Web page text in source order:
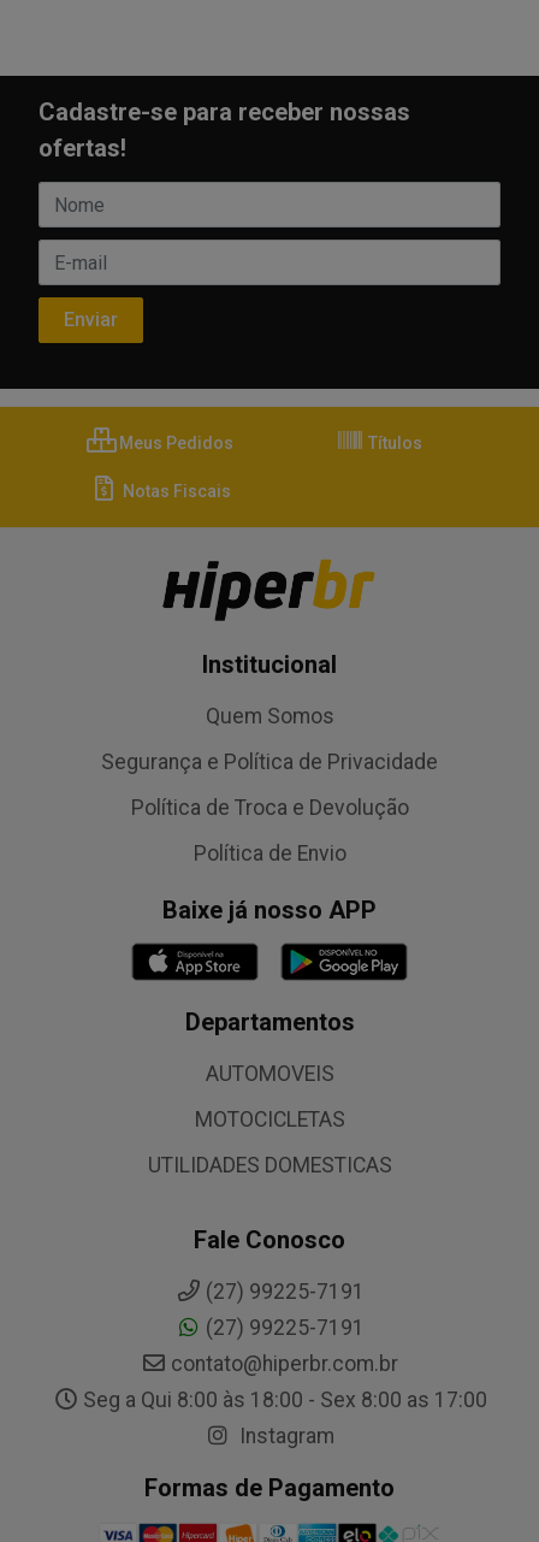
Cadastre-se para receber nossas
ofertas!
Meus Pedidos Títulos
Notas Fiscais
Institucional
Quem Somos
Segurança e Política de Privacidade
Política de Troca e Devolução
Política de Envio
Baixe já nosso APP
Departamentos
AUTOMOVEIS
MOTOCICLETAS
UTILIDADES DOMESTICAS
Fale Conosco
(27) 99225-7191
(27) 99225-7191
contato@hiperbr.com.br
Seg a Qui 8:00 às 18:00 - Sex 8:00 as 17:00
Instagram
Formas de Pagamento